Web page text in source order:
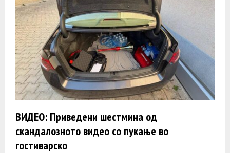
ВИДЕО: Приведени шестмина од
скандалозното видео со пукање во
гостиварско